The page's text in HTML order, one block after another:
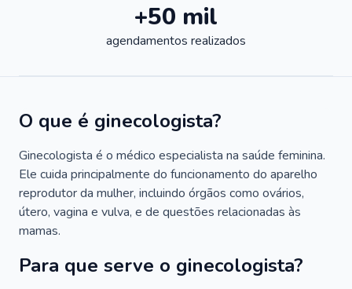
+50 mil
agendamentos realizados
O que é ginecologista?
Ginecologista é o médico especialista na saúde feminina.
Ele cuida principalmente do funcionamento do aparelho
reprodutor da mulher, incluindo órgãos como ovários,
útero, vagina e vulva, e de questões relacionadas às
mamas.
Para que serve o ginecologista?